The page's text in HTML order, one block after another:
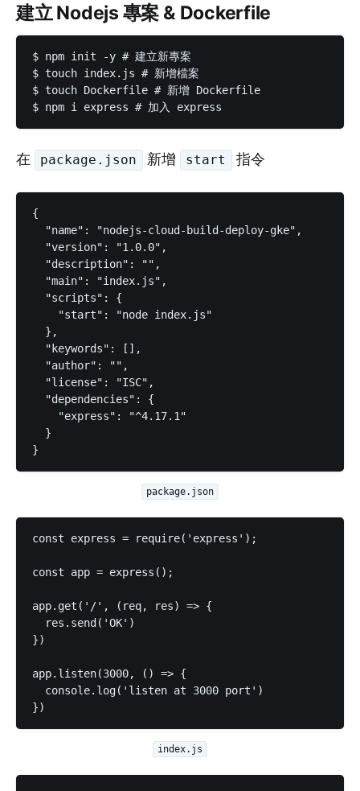
建立 Nodejs 專案 & Dockerfile
$ npm init -y # 建立新專案
$ touch index.js # 新增檔案
$ touch Dockerfile # 新增 Dockerfile
$ npm i express # 加入 express
在 package.json 新增 start 指令
{
  "name": "nodejs-cloud-build-deploy-gke",
  "version": "1.0.0",
  "description": "",
  "main": "index.js",
  "scripts": {
    "start": "node index.js"
  },
  "keywords": [],
  "author": "",
  "license": "ISC",
  "dependencies": {
    "express": "^4.17.1"
  }
package.json
const express = require('express');
const app = express();
app.get('/', (req, res) => {
  res.send('OK')
})
app.listen(3000, () => {
  console.log('listen at 3000 port')
index.js